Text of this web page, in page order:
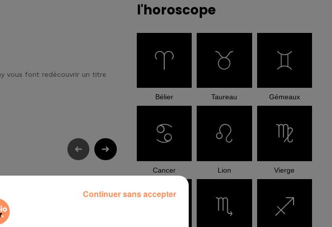
vous font redécouvrir un titre
l'horoscope
Bélier Taureau Gémeaux
Cancer Lion Vierge
Continuer sans accepter